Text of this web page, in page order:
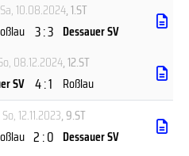
Sa, 10.08.2024, 1.ST
3 : 3 Dessauer SV
08.12.2024, 12.ST
SV 4 : 1 Roßlau
So, 12.11.2023, 9.ST
2 : 0 Dessauer SV